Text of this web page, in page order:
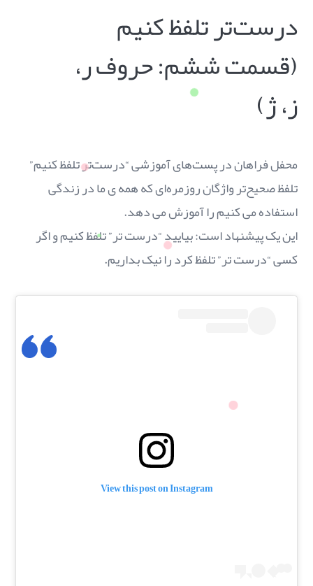
درست‌تر تلفظ کنیم
(قسمت ششم: حروف ر،
ز، ژ)
محفل فراهان در پست‌های آموزشی “درست‌تر تلفظ کنیم”
تلفظ صحیح‌تر واژگان روزمره‌ای که همه ی ما در زندگی
استفاده می کنیم را آموزش می دهد.
این یک پیشنهاد است: بیایید “درست تر” تلفظ كنیم‌ و اگر
کسی “درست تر” تلفظ کرد را نیک بداریم.
View this post on Instagram